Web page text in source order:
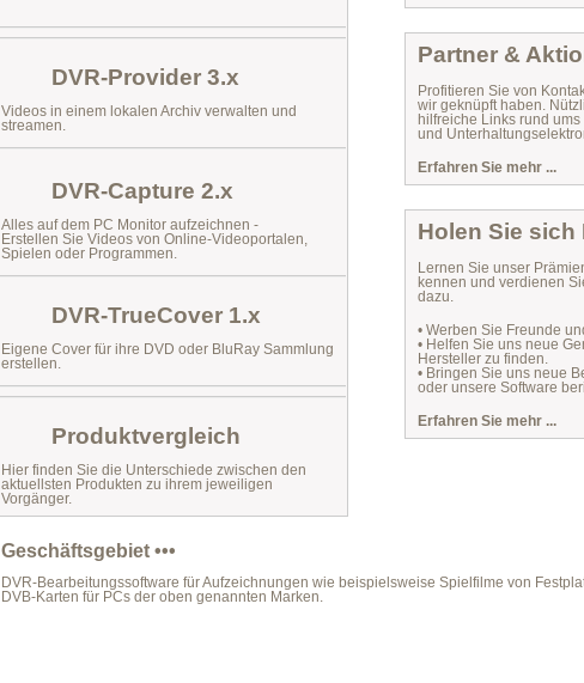
DVR-Provider 3.x
Videos in einem lokalen Archiv verwalten und
streamen.
DVR-Capture 2.x
Alles auf dem PC Monitor aufzeichnen -
Erstellen Sie Videos von Online-Videoportalen,
Spielen oder Programmen.
DVR-TrueCover 1.x
Eigene Cover für ihre DVD oder BluRay Sammlung
erstellen.
Produktvergleich
Hier finden Sie die Unterschiede zwischen den
aktuellsten Produkten zu ihrem jeweiligen
Vorgänger.
Partner &
Profitieren Sie von
wir geknüpft haben.
hilfreiche Links rund
und
Erfahren Sie mehr ...
Holen Sie sich
Lernen Sie unser
kennen und verdienen
dazu.
• Werben Sie Freunde
• Helfen Sie uns neue
Hersteller zu finden.
• Bringen Sie uns neue
oder unsere Software
Erfahren Sie mehr ...
Geschäftsgebiet •••
DVR-Bearbeitungssoftware für Aufzeichnungen wie beispielsweise Spielfilme von
DVB-Karten für PCs der oben genannten Marken.